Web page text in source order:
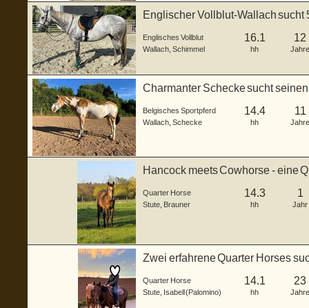
Englischer Vollblut-Wallach sucht
Englisches Vollblut
Wallach Schimmel
16.1
hh
12
Jahre
Charmanter Schecke sucht
Belgisches Sportpferd
Wallach Schecke
14.4
hh
11
Jahre
Hancock meets Cowhorse - eine
Quarter Horse
Stute Brauner
14.3
hh
1
Jahr
Zwei erfahrene Quarter Horses
Quarter Horse
Stute Isabell (Palomino)
14.1
hh
23
Jahre